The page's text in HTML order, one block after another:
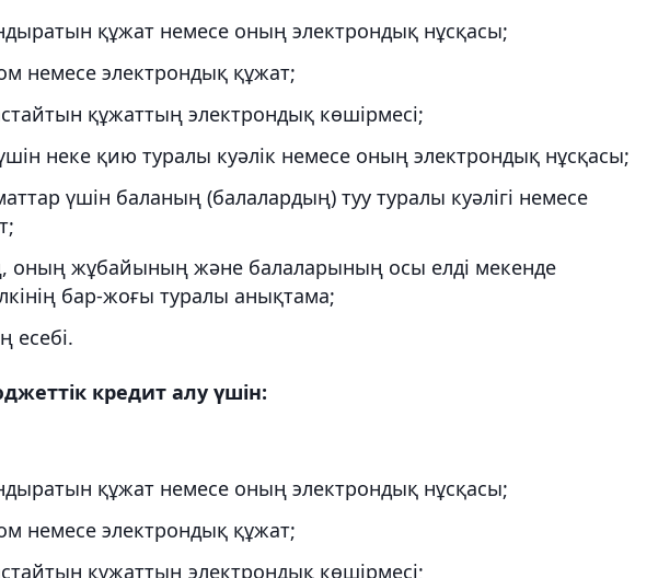
құжат немесе оның электрондық нұсқасы;
немесе электрондық құжат;
құжаттың электрондық көшірмесі;
неке қию туралы куәлік немесе оның электрондық нұсқасы;
үшін баланың (балалардың) туу туралы куәлігі немесе
оның жұбайының және балаларының осы елді мекенде
бар-жоғы туралы анықтама;
есебі.
кредит алу үшін:
құжат немесе оның электрондық нұсқасы;
немесе электрондық құжат;
құжаттың электрондық көшірмесі;